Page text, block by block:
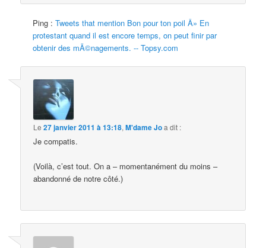
Ping :Tweets that mention Bon pour ton poil Â» En
protestant quand il est encore temps, on peut finir par
obtenir des mÃ©nagements. -- Topsy.com
Le27 janvier 2011 à 13:18,M'dame Joa dit :
Je compatis.
(Voilà, c’est tout. On a – momentanément du moins –
abandonné de notre côté.)